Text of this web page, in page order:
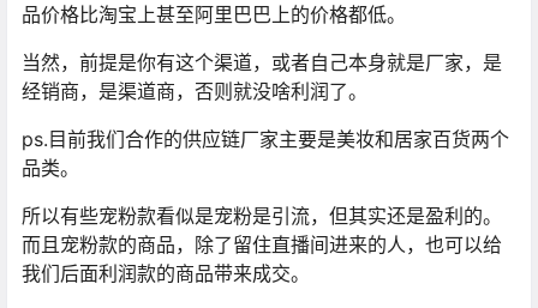
品价格比淘宝上甚至阿里巴巴上的价格都低。
当然，前提是你有这个渠道，或者自己本身就是厂家，是
经销商，是渠道商，否则就没啥利润了。
ps.目前我们合作的供应链厂家主要是美妆和居家百货两个
品类。
所以有些宠粉款看似是宠粉是引流，但其实还是盈利的。
而且宠粉款的商品，除了留住直播间进来的人，也可以给
我们后面利润款的商品带来成交。